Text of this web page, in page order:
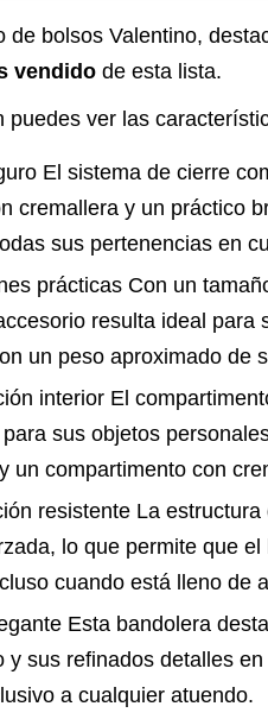
de bolsos Valentino,
vendido de esta lista.
puedes ver las
El sistema de cierre
cremallera y un práctico
sus pertenencias en
prácticas Con un
resulta ideal para
un peso aproximado de
interior El
sus objetos
un compartimento con
resistente La
lo que permite que
cuando está lleno de
Esta bandolera
y sus refinados detalles
a cualquier atuendo.